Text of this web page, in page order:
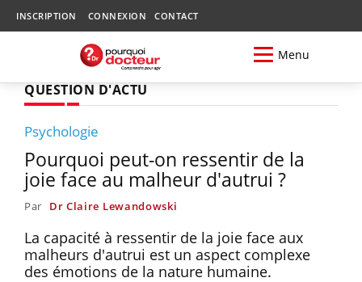
INSCRIPTION CONNEXION CONTACT
Menu
QUESTION D'ACTU
Psychologie
Pourquoi peut-on ressentir de la
joie face au malheur d'autrui ?
Par Dr Claire Lewandowski
La capacité à ressentir de la joie face aux
malheurs d'autrui est un aspect complexe
des émotions de la nature humaine.